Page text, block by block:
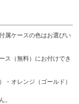
属ケースの色はお選びい
ス（無料）にお付けでき
オレンジ（ゴールド）
。